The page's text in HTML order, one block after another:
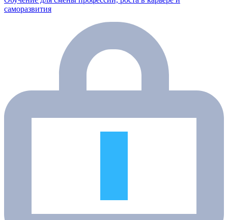
саморазвития